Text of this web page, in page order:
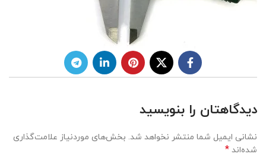
دیدگاهتان را بنویسید
نشانی ایمیل شما منتشر نخواهد شد. بخش‌های موردنیاز علامت‌گذاری
شده‌اند *